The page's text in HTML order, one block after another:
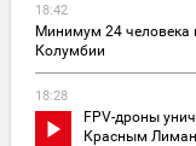
18:42
Минимум 24 человека
Колумбии
18:28
FPV-дроны
Красным